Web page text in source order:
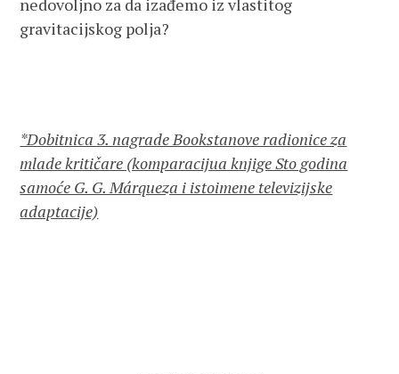
nedovoljno za da izađemo iz vlastitog
gravitacijskog polja?
*Dobitnica 3. nagrade Bookstanove radionice za
mlade kritičare (komparacijua knjige Sto godina
samoće G. G. Márqueza i istoimene televizijske
adaptacije)